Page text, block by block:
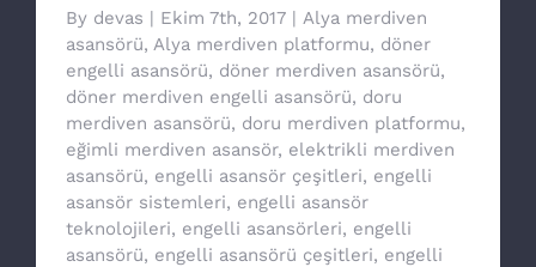
By devas | Ekim 7th, 2017 | Alya merdiven
asansörü, Alya merdiven platformu, döner
engelli asansörü, döner merdiven asansörü,
döner merdiven engelli asansörü, doru
merdiven asansörü, doru merdiven platformu,
eğimli merdiven asansör, elektrikli merdiven
asansörü, engelli asansör çeşitleri, engelli
asansör sistemleri, engelli asansör
teknolojileri, engelli asansörleri, engelli
asansörü, engelli asansörü çeşitleri, engelli